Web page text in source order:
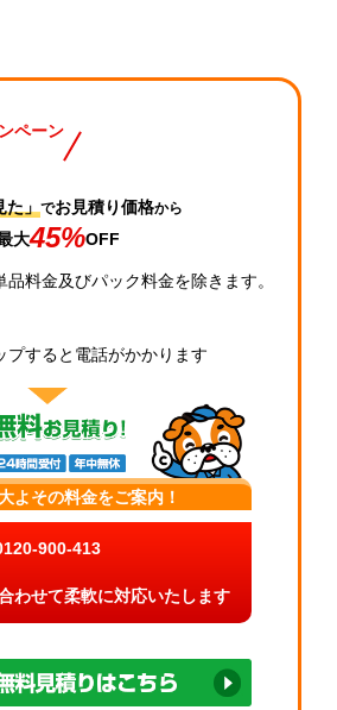
ペーン
た」 でお見積り価格から
大45%OFF
料金及びパック料金を除きます。
プすると電話がかかります
よその料金をご案内！
900-413
わせて柔軟に対応いたします